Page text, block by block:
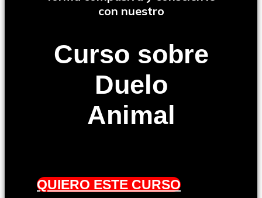
con nuestro
Curso sobre
Duelo
Animal
QUIERO ESTE CURSO